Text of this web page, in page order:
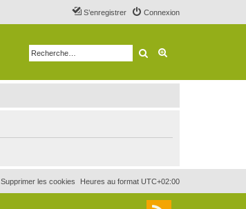
Connexion
S’enregistrer
Rechercher
Heures au format UTC+02:00
Supprimer les cookies